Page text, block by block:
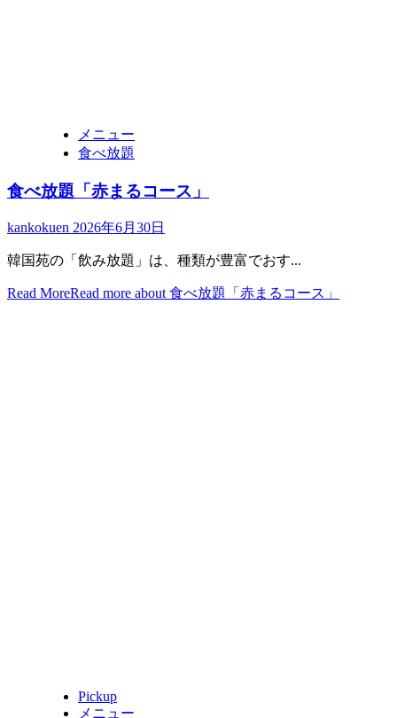
メニュー
食べ放題
食べ放題「赤まるコース」
kankokuen 2026年6月30日
韓国苑の「飲み放題」は、種類が豊富でおす...
Read MoreRead more about 食べ放題「赤まるコース」
Pickup
メニュー